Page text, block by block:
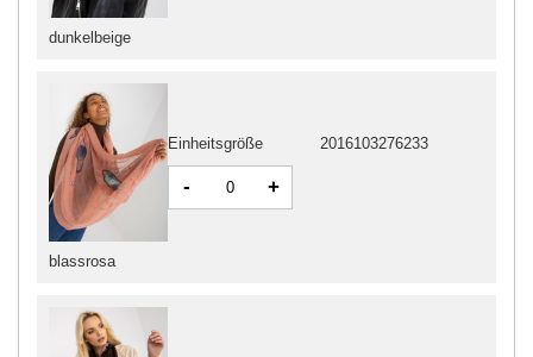
blassrosa
Einheitsgröße 2016103276233
- +
dunkelbeige